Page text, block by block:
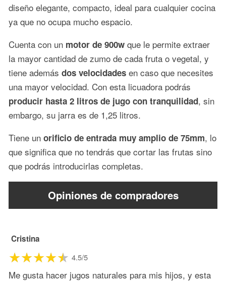
diseño elegante, compacto, ideal para cualquier cocina
ya que no ocupa mucho espacio.
Cuenta con un motor de 900w que le permite extraer
la mayor cantidad de zumo de cada fruta o vegetal, y
tiene además dos velocidades en caso que necesites
una mayor velocidad. Con esta licuadora podrás
producir hasta 2 litros de jugo con tranquilidad, sin
embargo, su jarra es de 1,25 litros.
Tiene un orificio de entrada muy amplio de 75mm, lo
que significa que no tendrás que cortar las frutas sino
que podrás introducirlas completas.
Opiniones de compradores
Cristina
4.5/5
Me gusta hacer jugos naturales para mis hijos, y esta